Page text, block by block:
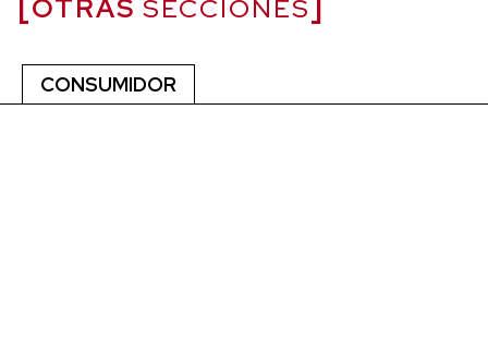
OTRAS SECCIONES
CONSUMIDOR